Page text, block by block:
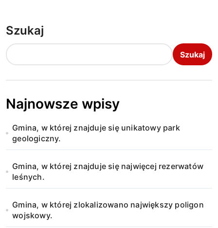
Szukaj
Szukaj
Najnowsze wpisy
Gmina, w której znajduje się unikatowy park
geologiczny.
Gmina, w której znajduje się najwięcej rezerwatów
leśnych.
Gmina, w której zlokalizowano największy poligon
wojskowy.